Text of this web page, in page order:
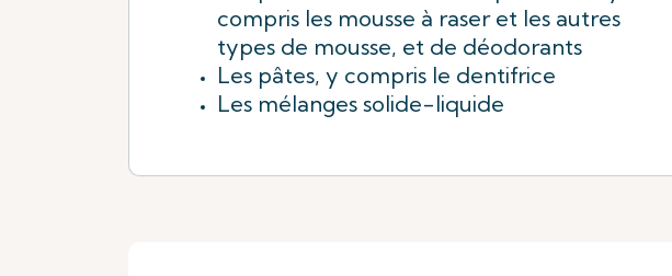
compris les mousse à raser et les autres
types de mousse, et de déodorants
Les pâtes, y compris le dentifrice
Les mélanges solide-liquide